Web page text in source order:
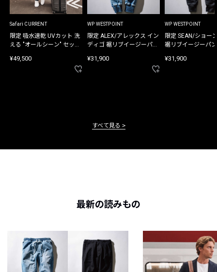
Safari CURRENT
限定 吸水速乾 UVカット 洗
える "オールシーン" セット
¥49,500
WP WESTPOINT
限定 ALEX/アレックス イン
ディゴ 裾リブイージーパン
¥31,900
WP WESTPOINT
限定 SEAN/ショー
裾リブイージーパ
¥31,900
すべて見る
最新の読みもの